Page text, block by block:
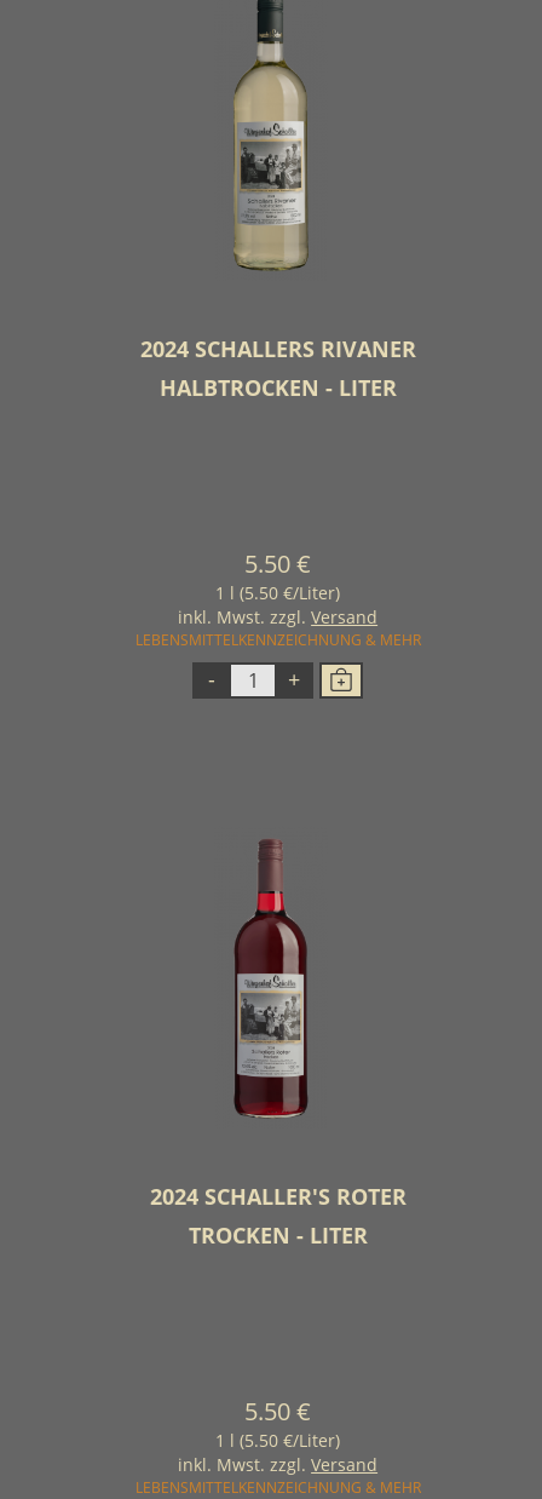
2024 SCHALLERS RIVANER
HALBTROCKEN - LITER
5.50 €
1 l (5.50 €/Liter)
inkl. Mwst. zzgl.Versand
LEBENSMITTELKENNZEICHNUNG & MEHR
- +
2024 SCHALLER′S ROTER
TROCKEN - LITER
5.50 €
1 l (5.50 €/Liter)
inkl. Mwst. zzgl.Versand
LEBENSMITTELKENNZEICHNUNG & MEHR